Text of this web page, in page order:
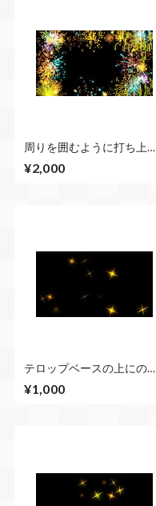
周りを囲むように打ち上が
¥2,000
テロップベースの上にのせ
素材（ロング・ショートセ
¥1,000